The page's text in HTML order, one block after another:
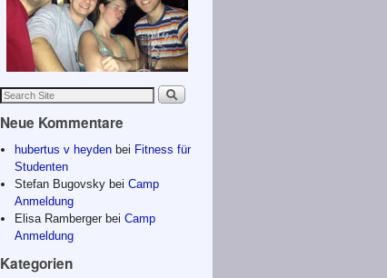
Neue Kommentare
hubertus v heydenbei Fitness für
Studenten
Stefan Bugovskybei Camp
Anmeldung
Elisa Rambergerbei Camp
Anmeldung
Kategorien